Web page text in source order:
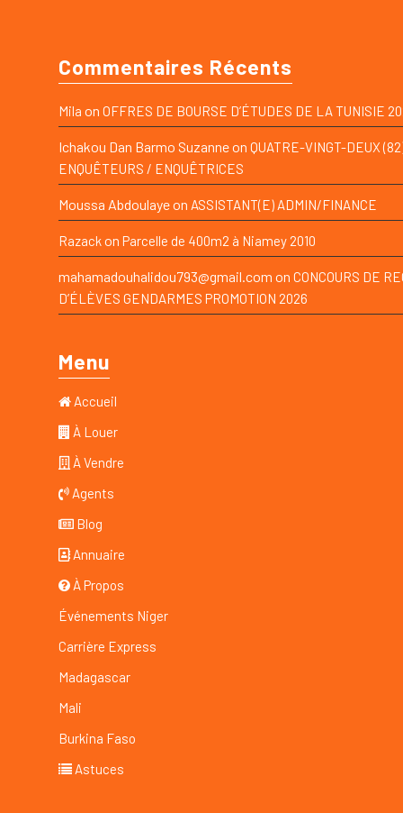
Commentaires Récents
Mila on OFFRES DE BOURSE D’ÉTUDES DE LA TUNISIE
Ichakou Dan Barmo Suzanneon QUATRE-VINGT-DEUX
ENQUÊTEURS / ENQUÊTRICES
Moussa Abdoulayeon ASSISTANT(E) ADMIN/FINANCE
Razackon Parcelle de 400m2 à Niamey 2010
mahamadouhalidou793@gmail.com on CONCOURS DE
D’ÉLÈVES GENDARMES PROMOTION 2026
Menu
Accueil
À Louer
À Vendre
Agents
Blog
Annuaire
À Propos
Événements Niger
Carrière Express
Madagascar
Mali
Burkina Faso
Astuces